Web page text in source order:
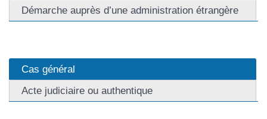
Démarche auprès d’une administration étrangère
Cas général
Acte judiciaire ou authentique